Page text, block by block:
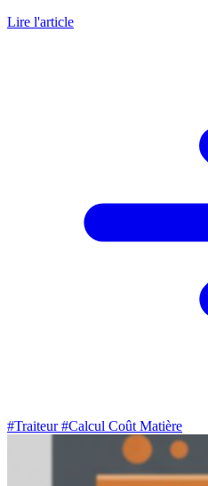
Lire l'article
#Traiteur#Calcul Coût Matière